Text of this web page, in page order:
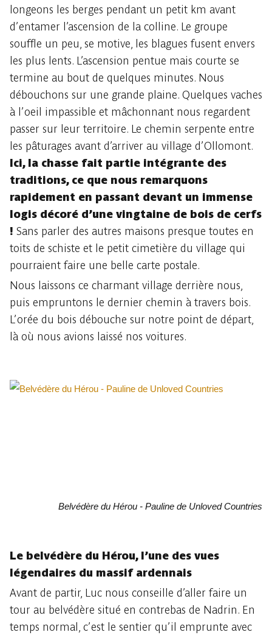
longeons les berges pendant un petit km avant
d’entamer l’ascension de la colline. Le groupe
souffle un peu, se motive, les blagues fusent envers
les plus lents. L’ascension pentue mais courte se
termine au bout de quelques minutes. Nous
débouchons sur une grande plaine. Quelques vaches
à l’oeil impassible et mâchonnant nous regardent
passer sur leur territoire. Le chemin serpente entre
les pâturages avant d’arriver au village d’Ollomont.
Ici, la chasse fait partie intégrante des
traditions, ce que nous remarquons
rapidement en passant devant un immense
logis décoré d’une vingtaine de bois de cerfs
! Sans parler des autres maisons presque toutes en
toits de schiste et le petit cimetière du village qui
pourraient faire une belle carte postale.
Nous laissons ce charmant village derrière nous,
puis empruntons le dernier chemin à travers bois.
L’orée du bois débouche sur notre point de départ,
là où nous avions laissé nos voitures.
Belvédère du Hérou - Pauline de Unloved Countries
Le belvédère du Hérou, l’une des vues
légendaires du massif ardennais
Avant de partir, Luc nous conseille d’aller faire un
tour au belvédère situé en contrebas de Nadrin. En
temps normal, c’est le sentier qu’il emprunte avec